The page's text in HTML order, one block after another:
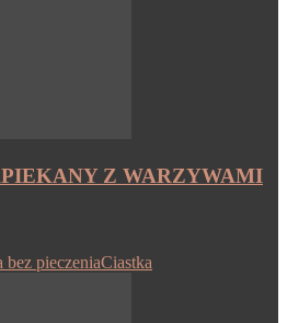
Z WARZYWAMI
bez pieczeniaCiastka